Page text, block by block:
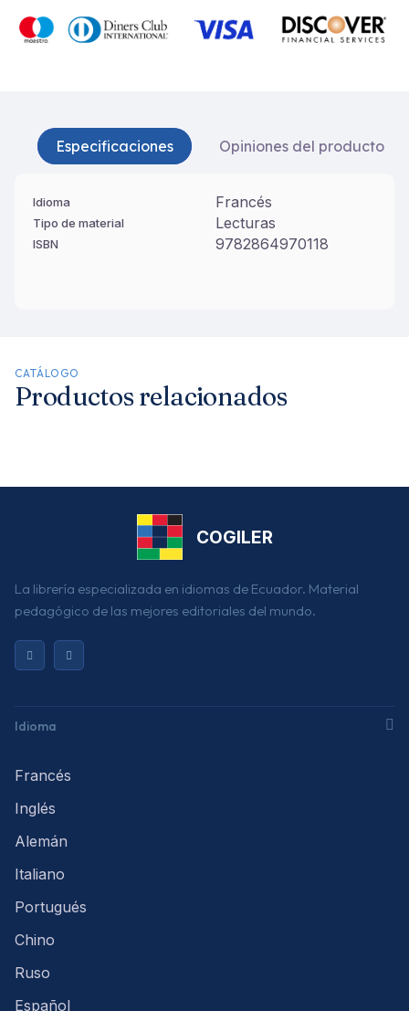
Especificaciones Opiniones del producto
Idioma Francés
Tipo de material Lecturas
ISBN 9782864970118
CATÁLOGO
Productos relacionados
COGILER
La librería especializada en idiomas de Ecuador. Material
pedagógico de las mejores editoriales del mundo.
Idioma
Francés
Inglés
Alemán
Italiano
Portugués
Chino
Ruso
Español